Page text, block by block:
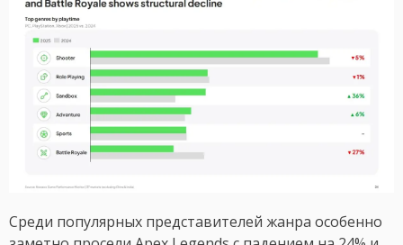
Среди популярных представителей жанра особенно